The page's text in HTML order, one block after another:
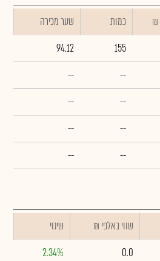
כמות
שער מכירה
155
94.12
--
--
--
--
--
--
--
--
₪ שווי באלפי
שינוי
0.0
2.34%